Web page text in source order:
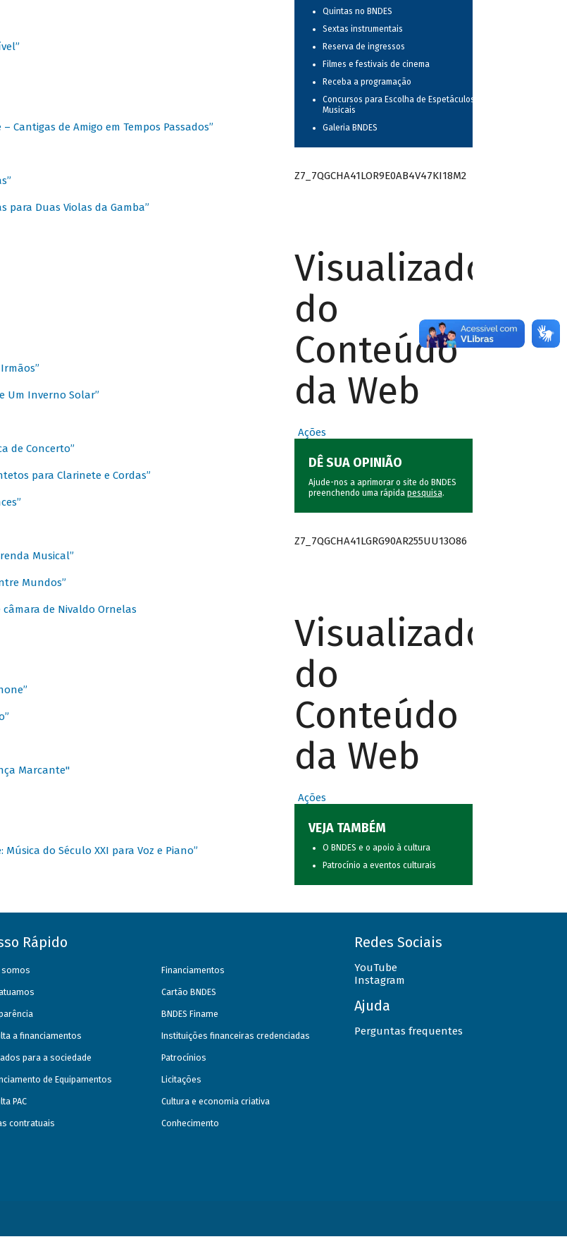
Cantigas de Amigo em Tempos Passados”
para Duas Violas da Gamba”
Um Inverno Solar”
de Concerto”
para Clarinete e Cordas”
Musical”
Mundos”
de Nivaldo Ornelas
Marcante"
do Século XXI para Voz e Piano”
Quintas no BNDES
Sextas instrumentais
Reserva de ingressos
Filmes e festivais de cinema
Receba a programação
Concursos para Escolha de Espetáculos
Musicais
Galeria BNDES
Z7_7QGCHA41LOR9E0AB4V47KI18M2
Visualizador
do
Conteúdo
da Web
Ações
DÊ SUA OPINIÃO
Ajude-nos a aprimorar o site do BNDES
preenchendo uma rápida pesquisa.
Z7_7QGCHA41LGRG90AR255UU13O86
Visualizador
do
Conteúdo
da Web
Ações
VEJA TAMBÉM
O BNDES e o apoio à cultura
Patrocínio a eventos culturais
Rápido
somos
a financiamentos
para a sociedade
de Equipamentos
PAC
contratuais
Financiamentos
Cartão BNDES
BNDES Finame
Instituições financeiras credenciadas
Patrocínios
Licitações
Cultura e economia criativa
Conhecimento
Redes Sociais
YouTube
Instagram
Ajuda
Perguntas frequentes